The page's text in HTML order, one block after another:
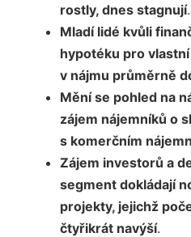
rostly, dnes stagnují.
Mladí lidé kvůli
hypotéku pro
v nájmu průměrně
Mění se pohled na
zájem nájemníků o
s komerčním
Zájem investorů a
segment dokládají
projekty, jejichž
čtyřikrát navýší.